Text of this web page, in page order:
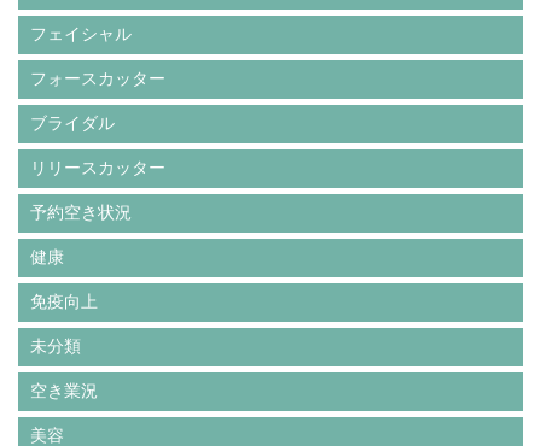
フェイシャル
フォースカッター
ブライダル
リリースカッター
予約空き状況
健康
免疫向上
未分類
空き業況
美容